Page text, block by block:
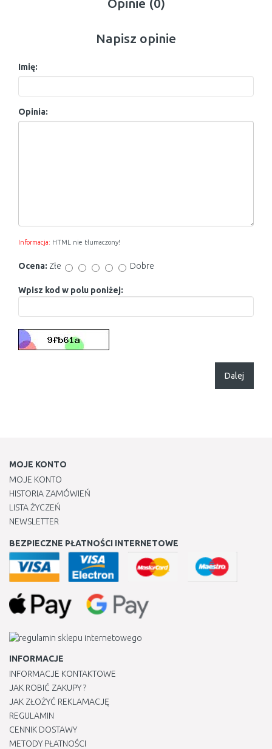
Opinie (0)
Napisz opinie
Imię:
Opinia:
Informacja: HTML nie tłumaczony!
Ocena: Złe Dobre
Wpisz kod w polu poniżej:
Dalej
MOJE KONTO
MOJE KONTO
HISTORIA ZAMÓWIEŃ
LISTA ŻYCZEŃ
NEWSLETTER
BEZPIECZNE PŁATNOŚCI INTERNETOWE
INFORMACJE
INFORMACJE KONTAKTOWE
JAK ROBIĆ ZAKUPY ?
JAK ZŁOŻYĆ REKLAMACJĘ
REGULAMIN
CENNIK DOSTAWY
METODY PŁATNOŚCI